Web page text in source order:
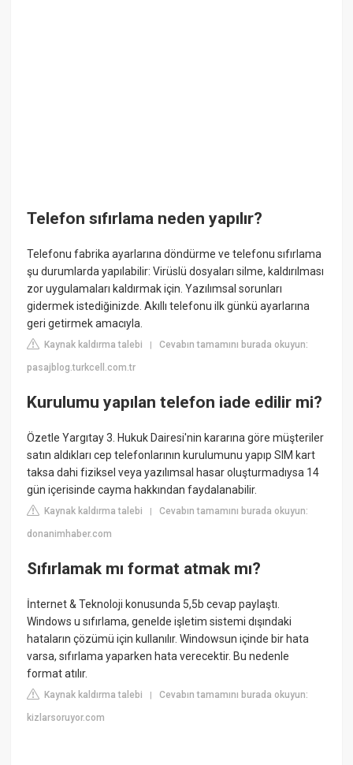
Telefon sıfırlama neden yapılır?
Telefonu fabrika ayarlarına döndürme ve telefonu sıfırlama
şu durumlarda yapılabilir: Virüslü dosyaları silme, kaldırılması
zor uygulamaları kaldırmak için. Yazılımsal sorunları
gidermek istediğinizde. Akıllı telefonu ilk günkü ayarlarına
geri getirmek amacıyla.
Kaynak kaldırma talebi |Cevabın tamamını burada okuyun:
pasajblog.turkcell.com.tr
Kurulumu yapılan telefon iade edilir mi?
Özetle Yargıtay 3. Hukuk Dairesi'nin kararına göre müşteriler
satın aldıkları cep telefonlarının kurulumunu yapıp SIM kart
taksa dahi fiziksel veya yazılımsal hasar oluşturmadıysa 14
gün içerisinde cayma hakkından faydalanabilir.
Kaynak kaldırma talebi |Cevabın tamamını burada okuyun:
donanimhaber.com
Sıfırlamak mı format atmak mı?
İnternet & Teknoloji konusunda 5,5b cevap paylaştı.
Windows u sıfırlama, genelde işletim sistemi dışındaki
hataların çözümü için kullanılır. Windowsun içinde bir hata
varsa, sıfırlama yaparken hata verecektir. Bu nedenle
format atılır.
Kaynak kaldırma talebi |Cevabın tamamını burada okuyun:
kizlarsoruyor.com